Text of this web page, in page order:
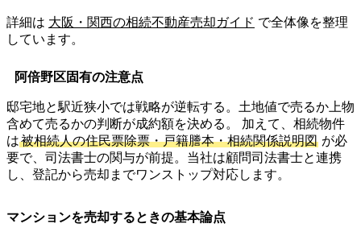
詳細は 大阪・関西の相続不動産売却ガイド で全体像を整理
しています。
阿倍野区固有の注意点
邸宅地と駅近狭小では戦略が逆転する。土地値で売るか上物
含めて売るかの判断が成約額を決める。 加えて、相続物件
は被相続人の住民票除票・戸籍謄本・相続関係説明図 が必
要で、司法書士の関与が前提。当社は顧問司法書士と連携
し、登記から売却までワンストップ対応します。
マンションを売却するときの基本論点